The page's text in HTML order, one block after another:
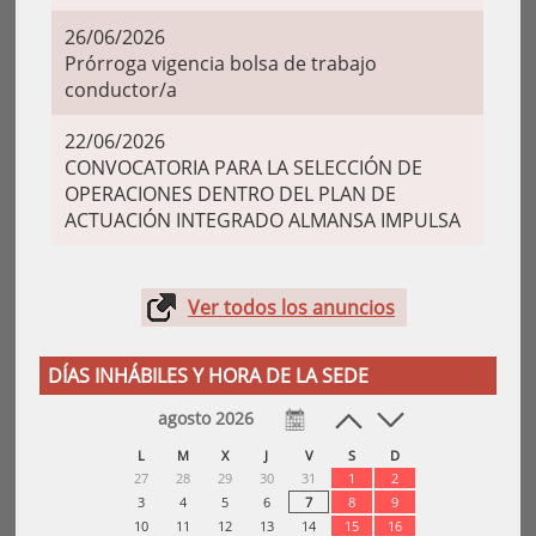
26/06/2026
Prórroga vigencia bolsa de trabajo
conductor/a
22/06/2026
CONVOCATORIA PARA LA SELECCIÓN DE
OPERACIONES DENTRO DEL PLAN DE
ACTUACIÓN INTEGRADO ALMANSA IMPULSA
Ver todos los anuncios
DÍAS INHÁBILES Y HORA DE LA SEDE
agosto 2026
L M X J V S
D
27
28 29 30 31 1
2
3
4 5 6 7 8
9
10
11 12 13 14 15
16